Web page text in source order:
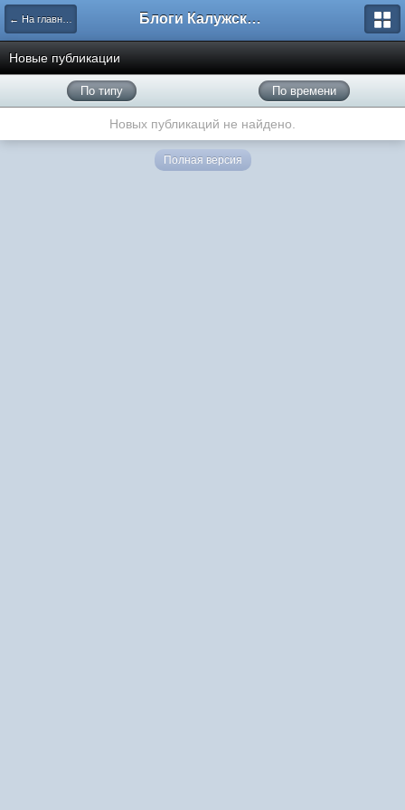
← На главную Блоги Калужского перекрестка
Новые публикации
По типу По времени
Новых публикаций не найдено.
Полная версия